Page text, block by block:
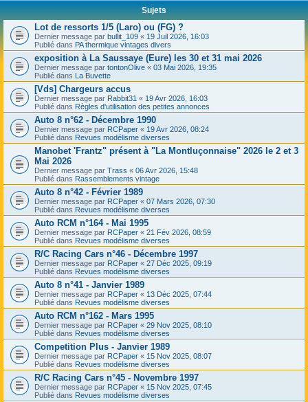
Sujets
Lot de ressorts 1/5 (Laro) ou (FG) ?
Dernier message par bullit_109 « 19 Juil 2026, 16:03
Publié dans PA thermique vintages divers
exposition à La Saussaye (Eure) les 30 et 31 mai 2026
Dernier message par tontonOlive « 03 Mai 2026, 19:35
Publié dans La Buvette
[Vds] Chargeurs accus
Dernier message par Rabbit31 « 19 Avr 2026, 16:03
Publié dans Règles d'utilisation des petites annonces
Auto 8 n°62 - Décembre 1990
Dernier message par RCPaper « 19 Avr 2026, 08:24
Publié dans Revues modélisme diverses
Manobet 'Frantz" présent à "La Montluçonnaise" 2026 le 2 et 3
Mai 2026
Dernier message par Trass « 06 Avr 2026, 15:48
Publié dans Rassemblements vintage
Auto 8 n°42 - Février 1989
Dernier message par RCPaper « 07 Mars 2026, 07:30
Publié dans Revues modélisme diverses
Auto RCM n°164 - Mai 1995
Dernier message par RCPaper « 21 Fév 2026, 08:59
Publié dans Revues modélisme diverses
R/C Racing Cars n°46 - Décembre 1997
Dernier message par RCPaper « 27 Déc 2025, 09:19
Publié dans Revues modélisme diverses
Auto 8 n°41 - Janvier 1989
Dernier message par RCPaper « 13 Déc 2025, 07:44
Publié dans Revues modélisme diverses
Auto RCM n°162 - Mars 1995
Dernier message par RCPaper « 29 Nov 2025, 08:10
Publié dans Revues modélisme diverses
Competition Plus - Janvier 1989
Dernier message par RCPaper « 15 Nov 2025, 08:07
Publié dans Revues modélisme diverses
R/C Racing Cars n°45 - Novembre 1997
Dernier message par RCPaper « 15 Nov 2025, 07:45
Publié dans Revues modélisme diverses